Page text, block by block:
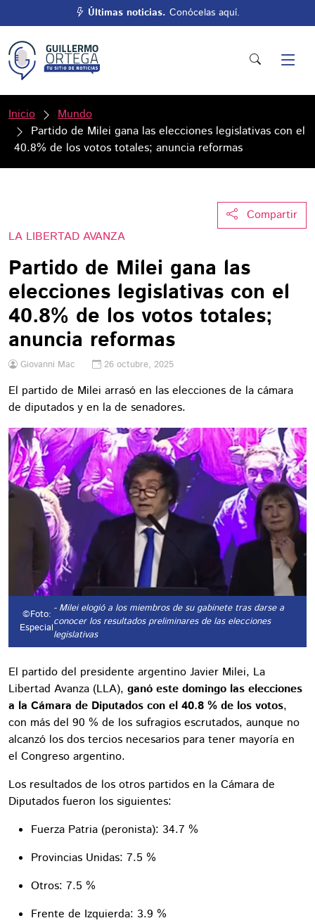
Últimas noticias. Conócelas aquí.
Inicio
Mundo
Partido de Milei gana las elecciones legislativas con el
40.8% de los votos totales; anuncia reformas
Compartir
LA LIBERTAD AVANZA
Partido de Milei gana las
elecciones legislativas con el
40.8% de los votos totales;
anuncia reformas
Giovanni Mac 26 octubre, 2025
El partido de Milei arrasó en las elecciones de la cámara
de diputados y en la de senadores.
©Foto:
Especial
- Milei elogió a los miembros de su gabinete tras darse a
conocer los resultados preliminares de las elecciones
legislativas
El partido del presidente argentino Javier Milei, La
Libertad Avanza (LLA), ganó este domingo las elecciones
a la Cámara de Diputados con el 40.8 % de los votos,
con más del 90 % de los sufragios escrutados, aunque no
alcanzó los dos tercios necesarios para tener mayoría en
el Congreso argentino.
Los resultados de los otros partidos en la Cámara de
Diputados fueron los siguientes:
Fuerza Patria (peronista): 34.7 %
Provincias Unidas: 7.5 %
Otros: 7.5 %
Frente de Izquierda: 3.9 %